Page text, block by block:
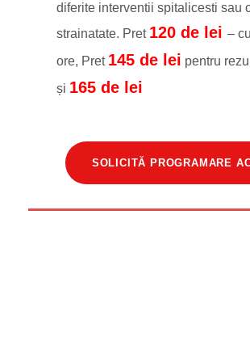
diferite interventii spitalicesti sau
strainatate. Pret 120 de lei –
ore, Pret 145 de lei pentru
și 165 de lei
SOLICITĂ PROGRAMARE